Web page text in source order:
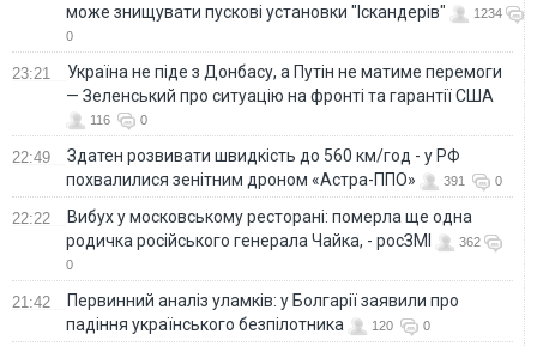
може знищувати пускові установки "Іскандерів"
1234
0
23:21
Україна не піде з Донбасу, а Путін не матиме перемоги
— Зеленський про ситуацію на фронті та гарантії США
116 0
22:49
Здатен розвивати швидкість до 560 км/год - у РФ
похвалилися зенітним дроном «Астра-ППО»
391 0
22:22
Вибух у московському ресторані: померла ще одна
родичка російського генерала Чайка, - росЗМІ
362
0
21:42
Первинний аналіз уламків: у Болгарії заявили про
падіння українського безпілотника
120 0